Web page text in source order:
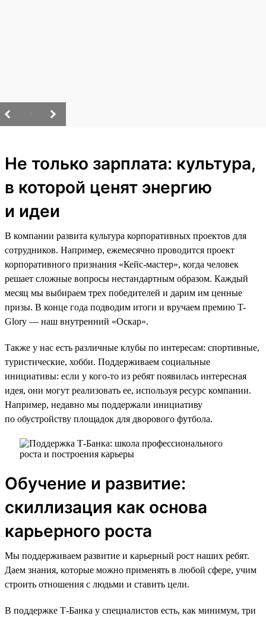
Не только зарплата: культура,
в которой ценят энергию
и идеи
В компании развита культура корпоративных проектов для
сотрудников. Например, ежемесячно проводится проект
корпоративного признания «Кейс-мастер», когда человек
решает сложные вопросы нестандартным образом. Каждый
месяц мы выбираем трех победителей и дарим им ценные
призы. В конце года подводим итоги и вручаем премию T-
Glory — наш внутренний «Оскар».
Также у нас есть различные клубы по интересам: спортивные,
туристические, хобби. Поддерживаем социальные
инициативы: если у кого-то из ребят появилась интересная
идея, они могут реализовать ее, используя ресурс компании.
Например, недавно мы поддержали инициативу
по обустройству площадок для дворового футбола.
Обучение и развитие:
скиллизация как основа
карьерного роста
Мы поддерживаем развитие и карьерный рост наших ребят.
Даем знания, которые можно применять в любой сфере, учим
строить отношения с людьми и ставить цели.
В поддержке Т-Банка у специалистов есть, как минимум, три